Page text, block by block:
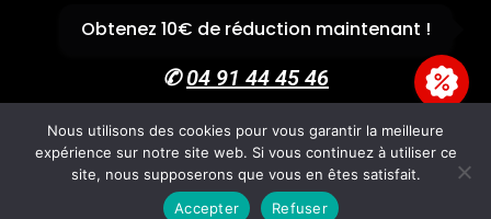
13011 Marseille
✆04 91 44 45 46
Accueil Boutique Panier Univers Cross
CGV
Mentions légales
Copyright 2026 - GvpAccess - Site ByFire'Technologie
Obtenez 10€ de réduction maintenant !
Nous utilisons des cookies pour vous garantir la meilleure
expérience sur notre site web. Si vous continuez à utiliser ce
site, nous supposerons que vous en êtes satisfait.
Accepter
Refuser